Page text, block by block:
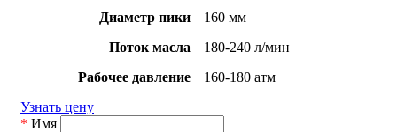
Диаметр пики
160 мм
Поток масла
180-240 л/мин
Рабочее давление
160-180 атм
Узнать цену
* Имя